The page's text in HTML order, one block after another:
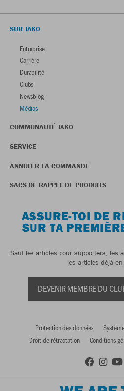
SUR JAKO
Entreprise
Carrière
Durabilité
Clubs
Newsblog
Médias
COMMUNAUTÉ JAKO
SERVICE
ANNULER LA COMMANDE
SACS DE RAPPEL DE PRODUITS
ASSURE-TOI DE
SUR TA
Sauf les articles pour supporters, les
les articles déjà
DEVENIR MEMBRE DU
Protection des données
Droit de rétractation
Conditions